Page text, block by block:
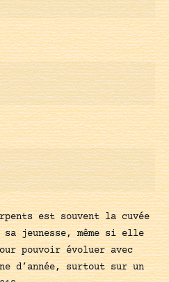
est souvent la cuvée
jeunesse, même si elle
pouvoir évoluer avec
d’année, surtout sur un